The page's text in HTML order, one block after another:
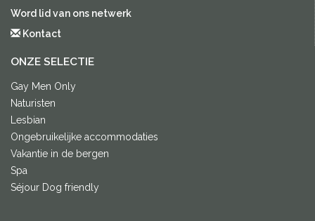
Word lid van ons netwerk
Kontact
ONZE SELECTIE
Gay Men Only
Naturisten
Lesbian
Ongebruikelijke accommodaties
Vakantie in de bergen
Spa
Séjour Dog friendly